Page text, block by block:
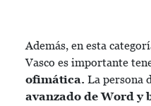
Además, en esta
Vasco es importante
ofimática. La persona
avanzado de Word y